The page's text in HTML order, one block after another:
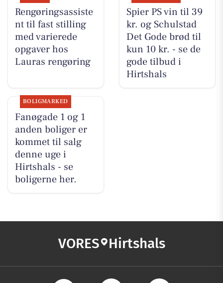
Rengøringsassiste
nt til fast stilling
med varierede
opgaver hos
Lauras rengøring
Spier PS vin til 39
kr. og Schulstad
Det Gode brød til
kun 10 kr. - se de
gode tilbud i
Hirtshals
BOLIGMARKED
Fanøgade 1 og 1
anden boliger er
kommet til salg
denne uge i
Hirtshals - se
boligerne her.
VORES Hirtshals